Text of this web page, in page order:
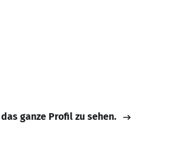
ganze Profil zu sehen.